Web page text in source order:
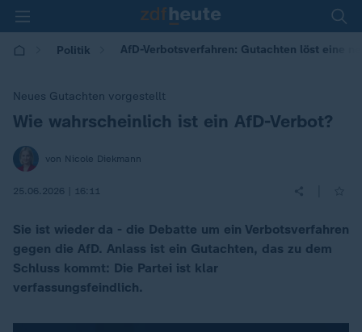
Politik AfD-Verbotsverfahren: Gutachten löst eine
Neues Gutachten vorgestellt
:
Wie wahrscheinlich ist ein AfD-Verbot?
von Nicole Diekmann
25.06.2026 | 16:11
Sie ist wieder da - die Debatte um ein Verbotsverfahren
gegen die AfD. Anlass ist ein Gutachten, das zu dem
Schluss kommt: Die Partei ist klar
verfassungsfeindlich.